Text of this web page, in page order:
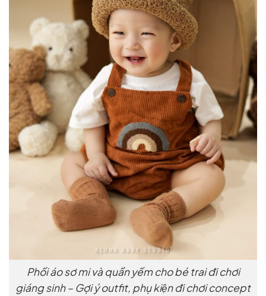
Phối áo sơ mi và quần yếm cho bé trai đi chơi
giáng sinh – Gợi ý outfit, phụ kiện đi chơi concept